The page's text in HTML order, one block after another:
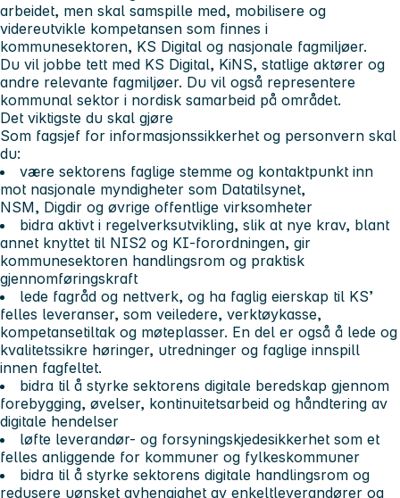
arbeidet, men skal samspille med, mobilisere og
videreutvikle kompetansen som finnes i
kommunesektoren, KS Digital og nasjonale fagmiljøer.
Du vil jobbe tett med KS Digital, KiNS, statlige aktører og
andre relevante fagmiljøer. Du vil også representere
kommunal sektor i nordisk samarbeid på området.
Det viktigste du skal gjøre
Som fagsjef for informasjonssikkerhet og personvern skal
du:
være sektorens faglige stemme og kontaktpunkt inn
mot nasjonale myndigheter som Datatilsynet,
NSM, Digdir og øvrige offentlige virksomheter
bidra aktivt i regelverksutvikling, slik at nye krav, blant
annet knyttet til NIS2 og KI-forordningen, gir
kommunesektoren handlingsrom og praktisk
gjennomføringskraft
lede fagråd og nettverk, og ha faglig eierskap til KS’
felles leveranser, som veiledere, verktøykasse,
kompetansetiltak og møteplasser. En del er også å lede og
kvalitetssikre høringer, utredninger og faglige innspill
innen fagfeltet.
bidra til å styrke sektorens digitale beredskap gjennom
forebygging, øvelser, kontinuitetsarbeid og håndtering av
digitale hendelser
løfte leverandør- og forsyningskjedesikkerhet som et
felles anliggende for kommuner og fylkeskommuner
bidra til å styrke sektorens digitale handlingsrom og
redusere uønsket avhengighet av enkeltleverandører og